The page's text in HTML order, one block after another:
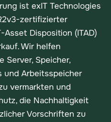
ist exIT Technologies
zertifizierter
Disposition (ITAD)
Wir helfen
Server, Speicher,
und Arbeitsspeicher
vermarkten und
die Nachhaltigkeit
Vorschriften zu